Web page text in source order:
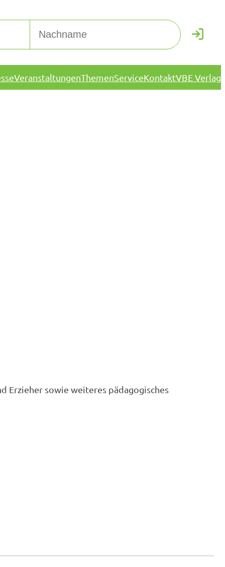
VeranstaltungenThemenServiceKontaktVBE Verlag
Erzieher sowie weiteres pädagogisches